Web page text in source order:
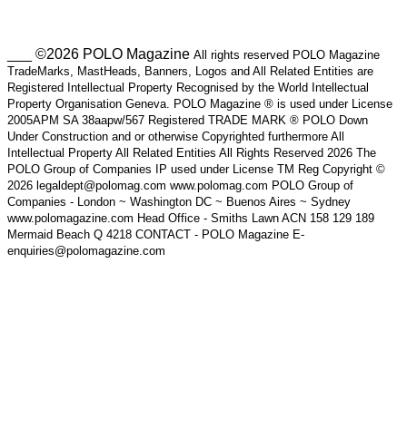
___ ©2026 POLO Magazine All rights reserved POLO Magazine
TradeMarks, MastHeads, Banners, Logos and All Related Entities are
Registered Intellectual Property Recognised by the World Intellectual
Property Organisation Geneva. POLO Magazine ® is used under License
2005APM SA 38aapw/567 Registered TRADE MARK ® POLO Down
Under Construction and or otherwise Copyrighted furthermore All
Intellectual Property All Related Entities All Rights Reserved 2026 The
POLO Group of Companies IP used under License TM Reg Copyright ©
2026 legaldept@polomag.com www.polomag.com POLO Group of
Companies - London ~ Washington DC ~ Buenos Aires ~ Sydney
www.polomagazine.com Head Office - Smiths Lawn ACN 158 129 189
Mermaid Beach Q 4218 CONTACT - POLO Magazine E-
enquiries@polomagazine.com